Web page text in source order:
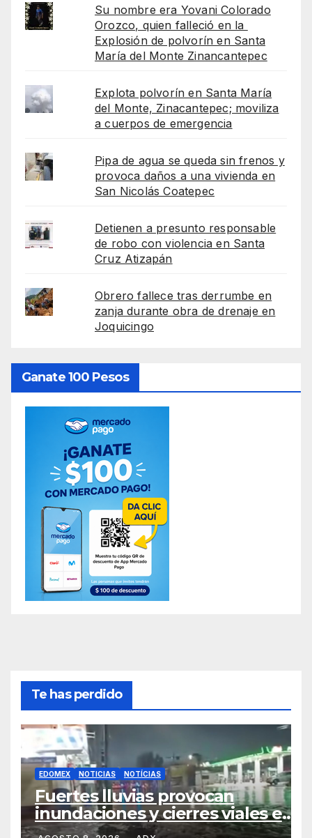
Su nombre era Yovani Colorado
Orozco, quien falleció en la
Explosión de polvorín en Santa
María del Monte Zinancantepec
Explota polvorín en Santa María
del Monte, Zinacantepec; moviliza
a cuerpos de emergencia
Pipa de agua se queda sin frenos y
provoca daños a una vivienda en
San Nicolás Coatepec
Detienen a presunto responsable
de robo con violencia en Santa
Cruz Atizapán
Obrero fallece tras derrumbe en
zanja durante obra de drenaje en
Joquicingo
Ganate 100 Pesos
Te has perdido
EDOMEX NOTICIAS NOTÍCIAS
Fuertes lluvias provocan
inundaciones y cierres viales en
San Mateo Atenco